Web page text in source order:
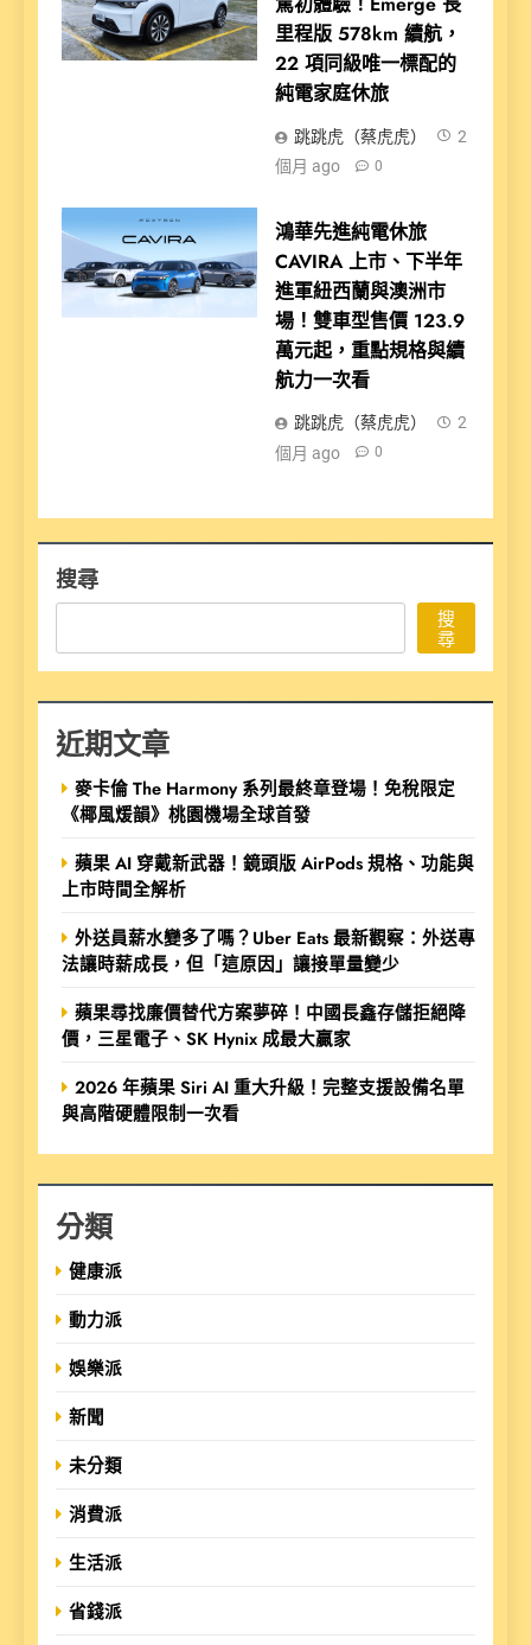
里程版 578km 續航，
22 項同級唯一標配的
純電家庭休旅
跳跳虎（蔡虎虎）
2
個月 ago
0
鴻華先進純電休旅
CAVIRA 上市、下半年
進軍紐西蘭與澳洲市
場！雙車型售價 123.9
萬元起，重點規格與續
航力一次看
跳跳虎（蔡虎虎）
2
個月 ago
0
搜尋
搜
尋
近期文章
麥卡倫 The Harmony 系列最終章登場！免稅限定
《椰風煖韻》桃園機場全球首發
蘋果 AI 穿戴新武器！鏡頭版 AirPods 規格、功能與
上市時間全解析
外送員薪水變多了嗎？Uber Eats 最新觀察：外送專
法讓時薪成長，但「這原因」讓接單量變少
蘋果尋找廉價替代方案夢碎！中國長鑫存儲拒絕降
價，三星電子、SK Hynix 成最大贏家
2026 年蘋果 Siri AI 重大升級！完整支援設備名單
與高階硬體限制一次看
分類
健康派
動力派
娛樂派
新聞
未分類
消費派
生活派
省錢派